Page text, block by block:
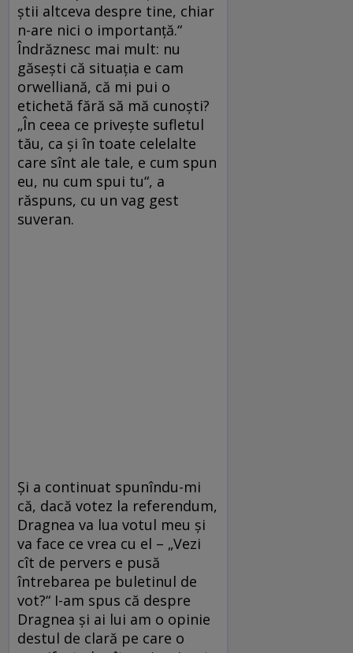
știi altceva despre tine, chiar
n-are nici o importanță.“
Îndrăznesc mai mult: nu
găsești că situația e cam
orwelliană, că mi pui o
etichetă fără să mă cunoști?
„În ceea ce privește sufletul
tău, ca și în toate celelalte
care sînt ale tale, e cum spun
eu, nu cum spui tu“, a
răspuns, cu un vag gest
suveran.
Și a continuat spunîndu-mi
că, dacă votez la referendum,
Dragnea va lua votul meu și
va face ce vrea cu el – „Vezi
cît de pervers e pusă
întrebarea pe buletinul de
vot?“ I-am spus că despre
Dragnea și ai lui am o opinie
destul de clară pe care o